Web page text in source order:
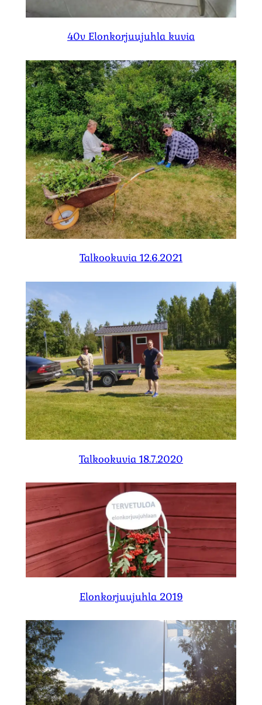
40v Elonkorjuujuhla kuvia
Talkookuvia 12.6.2021
Talkookuvia 18.7.2020
Elonkorjuujuhla 2019